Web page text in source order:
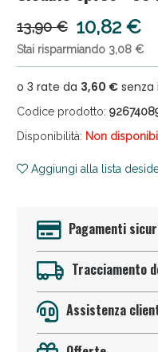
13,90 € 10,82 €
Stai risparmiando 3,08 €
Codice prodotto:
Disponibilità: Non
Aggiungi alla lista
Pagamenti
Tracciamento
Assistenza
Anticellulite e